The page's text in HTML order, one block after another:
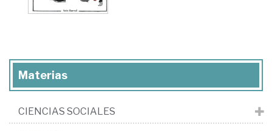
Materias
CIENCIAS SOCIALES